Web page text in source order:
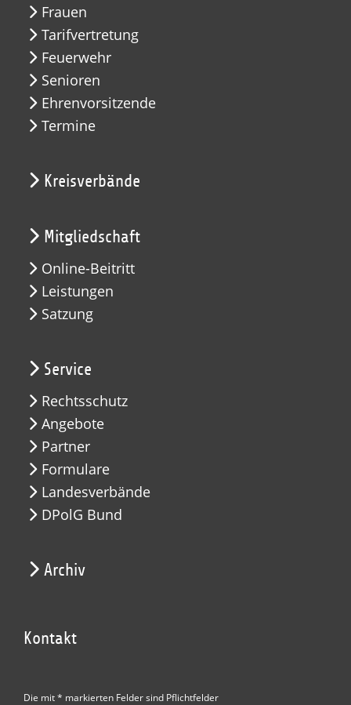
Frauen
Tarifvertretung
Feuerwehr
Senioren
Ehrenvorsitzende
Termine
Kreisverbände
Mitgliedschaft
Online-Beitritt
Leistungen
Satzung
Service
Rechtsschutz
Angebote
Partner
Formulare
Landesverbände
DPolG Bund
Archiv
Kontakt
Die mit * markierten Felder sind Pflichtfelder